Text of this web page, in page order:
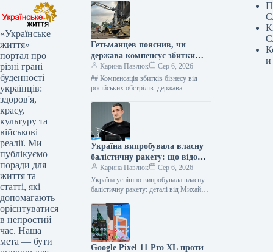
«Українське
життя» —
портал про
різні грані
буденності
українців:
здоров'я,
красу,
культуру та
військові
реалії. Ми
публікуємо
поради для
життя та
статті, які
допомагають
орієнтуватися
в непростий
час. Наша
мета — бути
Гетьманцев пояснив, чи
держава компенсує збитки
бізнесам від ударів РФ
Карина Павлюк
Сер 6, 2026
## Компенсація збитків бізнесу від
російських обстрілів: держава
не має фінансових ресурсів для
прямого відшкодування…
Україна випробувала власну
балістичну ракету: що відомо
про нову зброю
Карина Павлюк
Сер 6, 2026
Україна успішно випробувала власну
балістичну ракету: деталі від Михайла
своєї каденції на посаді міністра
оборони, Михайло Федоров…
Google Pixel 11 Pro XL проти
и